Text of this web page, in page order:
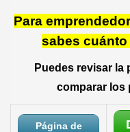
Para
sabes
Puedes revisar la
comparar los
Página de